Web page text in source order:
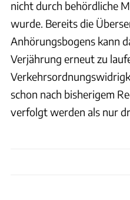
nicht durch behördliche
wurde. Bereits die
Anhörungsbogens kann
Verjährung erneut zu
schon nach bisherigem
verfolgt werden als nur